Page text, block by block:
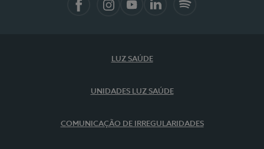
LUZ SAÚDE
UNIDADES LUZ SAÚDE
COMUNICAÇÃO DE IRREGULARIDADES